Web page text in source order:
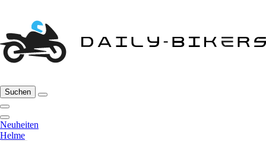
Suchen
Neuheiten
Helme